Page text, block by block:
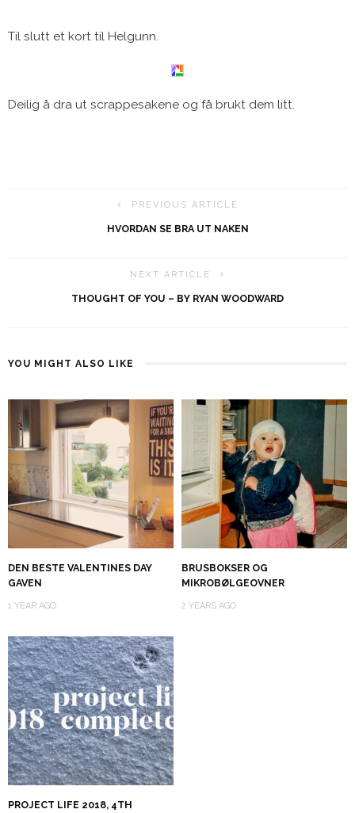
Til slutt et kort til Helgunn.
Deilig å dra ut scrappesakene og få brukt dem litt.
PREVIOUS ARTICLE
HVORDAN SE BRA UT NAKEN
NEXT ARTICLE
THOUGHT OF YOU – BY RYAN WOODWARD
YOU MIGHT ALSO LIKE
DEN BESTE VALENTINES DAY
GAVEN
1 YEAR AGO
BRUSBOKSER OG
MIKROBØLGEOVNER
2 YEARS AGO
PROJECT LIFE 2018, 4TH